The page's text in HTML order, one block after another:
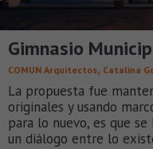
Gimnasio
COMUN Arquitectos, Catalina
La propuesta fue
originales y usando
para lo nuevo, es que
un diálogo entre lo